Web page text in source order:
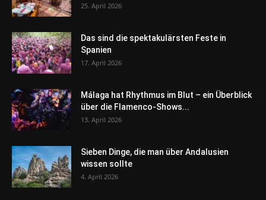
25. April 2026
Das sind die spektakulärsten Feste in
Spanien
17. April 2026
Málaga hat Rhythmus im Blut – ein Überblick
über die Flamenco-Shows...
13. April 2026
Sieben Dinge, die man über Andalusien
wissen sollte
4. April 2026